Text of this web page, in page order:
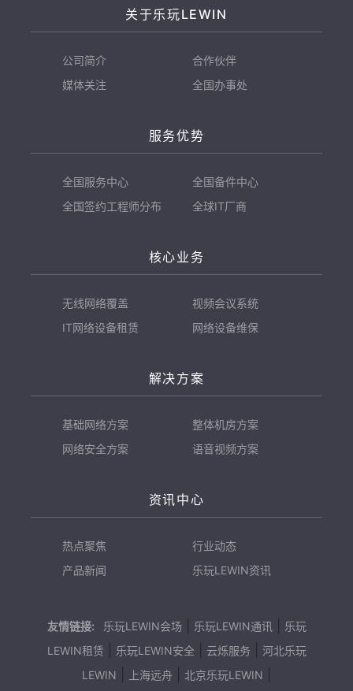
关于乐玩LEWIN
公司简介
合作伙伴
媒体关注
全国办事处
服务优势
全国服务中心
全国备件中心
全国签约工程师分布
全球IT厂商
核心业务
无线网络覆盖
视频会议系统
IT网络设备租赁
网络设备维保
解决方案
基础网络方案
整体机房方案
网络安全方案
语音视频方案
资讯中心
热点聚焦
行业动态
产品新闻
乐玩LEWIN资讯
友情链接: 乐玩LEWIN会场 乐玩LEWIN通讯|
乐玩
LEWIN租赁
乐玩LEWIN安全| 云烁服务
河北乐玩
LEWIN
上海远舟 北京乐玩LEWIN